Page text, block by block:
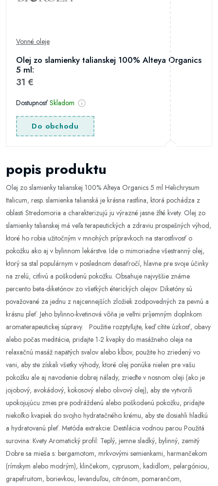
Vonné oleje
Olej zo slamienky talianskej 100% Alteya Organics
5 ml:
31 €
Dostupnosť Skladom
Do obchodu
popis produktu
Olej zo slamienky talianskej 100% Alteya Organics 5 ml Helichrysum
Italicum, resp. slamienka talianská je krásna rastlina, ktorá pochádza z
oblasti Stredomoria a charakterizujú ju výrazné jasne žlté kvety. Olej zo
slamienky talianskej má veľa terapeutických a zdraviu prospešných výhod,
ktoré ho robia užitočným v mnohých prípravkoch na starostlivosť o
pokožku ako aj v bylinnom lekárstve. Ide o mimoriadne všestranný olej,
ktorý sa stal populárnym v poslednom desaťročí, hlavne pre svoje účinky
na zrelú, citlivú a poškodenú pokožku. Obsahuje najvyššie známe
percento beta-diketónov zo všetkých éterických olejov. Diketóny sú
považované za jednu z najcennejších zložiek zodpovedných za pevnú a
krásnu pleť. Jeho bylinno-kvetinová vôňa je veľmi príjemným doplnkom
aromaterapeutickej súpravy. Použitie rozptyľujte, keď cítite úzkosť, obavy
alebo počas meditácie, pridajte 1-2 kvapky do masážneho oleja na
relaxačnú masáž napätých svalov alebo kĺbov, použite ho zriedený vo
vani, aby ste získali všetky výhody, ktoré olej ponúka nielen pre vašu
pokožku ale aj navodenie dobrej nálady, zrieďte v nosnom oleji (ako je
jojobový, avokádový, kokosový alebo olivový olej), aby ste vytvorili
upokojujúcu zmes pre podráždenú alebo poškodenú pokožku, pridajte
niekoľko kvapiek do svojho hydratačného krému, aby ste dosiahli hladkú
a hydratovanú pleť. Metóda extrakcie: Destilácia vodnou parou Použitá
surovina: Kvety Aromatický profil: Teplý, jemne sladký, bylinný, zemitý
Dobre sa mieša s: bergamotom, mrkvovými semienkami, harmančekom
(rímskym alebo modrým), klinčekom, cyprusom, kadidlom, pelargóniou,
grapefruitom, borievkou, levanduľou, citrónom, pomarančom,